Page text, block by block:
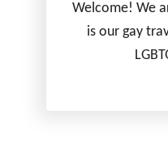
Welcome! We
is our gay